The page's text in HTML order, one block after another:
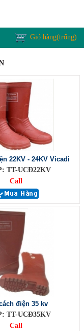
Giỏ hàng(trống)
22KV - 24KV Vicadi
TT-UCĐ22KV
Call
điện 35 kv
TT-UCĐ35KV
Call